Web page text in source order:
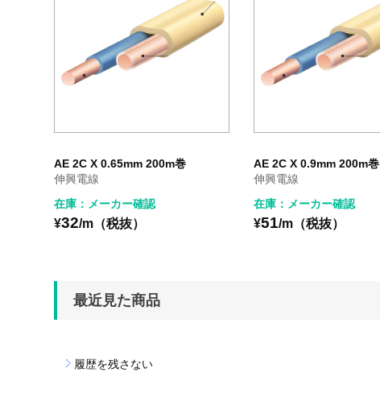
AE 2C X 0.65mm 200m巻
伸興電線
在庫：メーカー確認
¥32/m（税抜）
AE 2C X 0.9mm 200m巻
伸興電線
在庫：メーカー確認
¥51/m（税抜）
最近見た商品
履歴を残さない